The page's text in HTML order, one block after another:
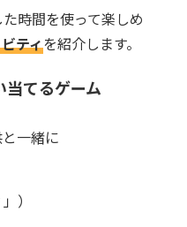
時間を使って楽しめ
ティを紹介します。
当てるゲーム
一緒に
）